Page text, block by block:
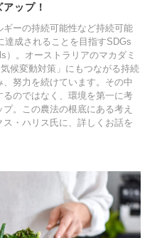
ップ！
ーの持続可能性など持続可能
達成されることを目指すSDGs
）。オーストラリアのマカダミ
候変動対策」にもつながる持続
努力を続けています。その中
のではなく、環境を第一に考
。この農法の根底にある考え
・ハリス氏に、詳しくお話を